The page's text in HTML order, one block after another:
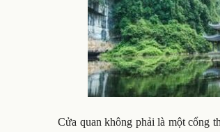
Cửa quan không phải là một cổng